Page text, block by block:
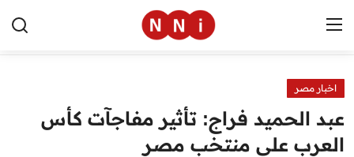
الرئيسية
اخبار مصر
اخبار مصر
عبد الحميد فراج: تأثير مفاجآت كأس
العرب على منتخب مصر